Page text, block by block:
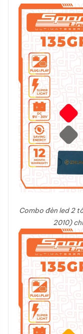
Combo đèn led 2
2010)